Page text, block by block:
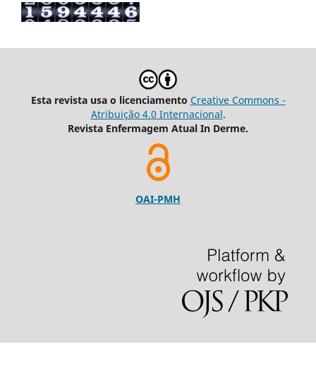
Esta revista usa o licenciamento Creative Commons -
Atribuição 4.0 Internacional.
Revista Enfermagem Atual In Derme.
OAI-PMH